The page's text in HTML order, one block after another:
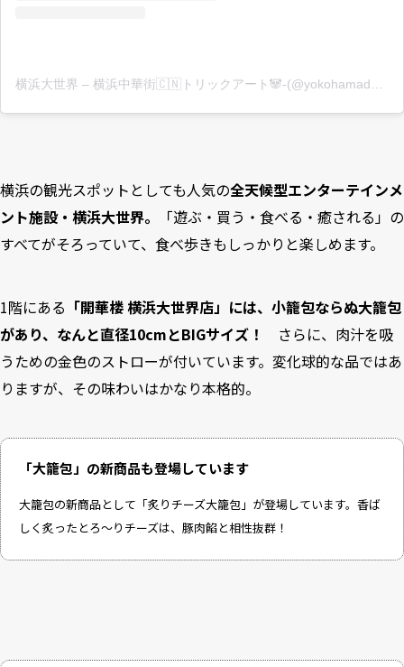
横浜の観光スポットとしても人気の全天候型エンターテインメ
ント施設・横浜大世界。
「遊ぶ・買う・食べる・癒される」の
すべてがそろっていて、食べ歩きもしっかりと楽しめます。
1階にある 「開華楼 横浜大世界店」には、小籠包ならぬ大籠包
があり、なんと直径10cmとBIGサイズ！
さらに、肉汁を吸
うための金色のストローが付いています。変化球的な品ではあ
りますが、その味わいはかなり本格的。
「大籠包」の新商品も登場しています
大籠包の新商品として「炙りチーズ大籠包」が登場しています。香ば
しく炙ったとろ～りチーズは、豚肉餡と相性抜群！